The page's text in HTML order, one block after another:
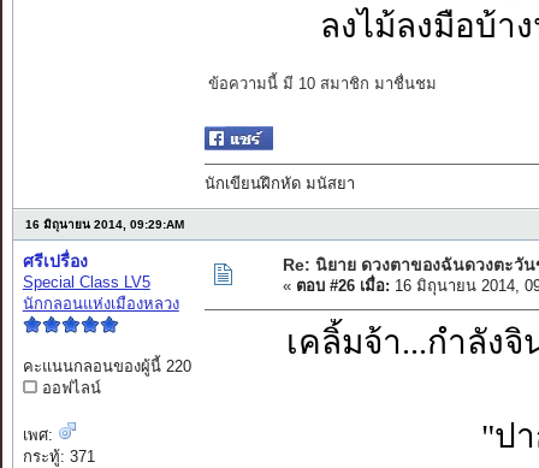
ลงไม้ลงมือบ้า
ข้อความนี้ มี 10 สมาชิก มาชื่นชม
นักเขียนฝึกหัด มนัสยา
16 มิถุนายน 2014, 09:29:AM
ศรีเปรื่อง
Special Class LV5
นักกลอนแห่งเมืองหลวง
คะแนนกลอนของผู้นี้ 220
ออฟไลน์
เพศ:
กระทู้: 371
Re: นิยาย ดวงตาของฉันดวงตะวัน
« ตอบ #26 เมื่อ: 16 มิถุนายน 2014,
เคลิ้มจ้า...กำลัง
"ป